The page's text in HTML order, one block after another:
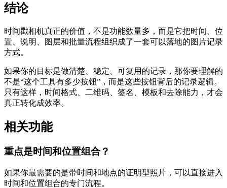
结论
时间戳相机真正的价值，不是功能数量多，而是它把时间、位
置、说明、图层和批量流程组织成了一套可以落地的图片记录
方式。
如果你的目标是做清楚、稳定、可复用的记录，那你要理解的
不是“这个工具有多少按钮”，而是这些按钮背后的记录逻辑。
只有这样，时间格式、二维码、签名、模板和去除能力，才会
真正转化成效率。
相关功能
重点是时间和位置组合？
如果你最需要的是带时间和地点的证明型照片，可以直接进入
时间和位置组合的专门流程。